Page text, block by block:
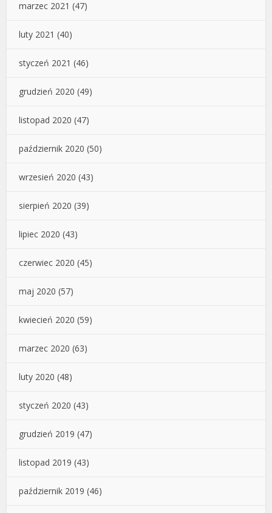
marzec 2021 (47)
luty 2021 (40)
styczeń 2021 (46)
grudzień 2020 (49)
listopad 2020 (47)
październik 2020 (50)
wrzesień 2020 (43)
sierpień 2020 (39)
lipiec 2020 (43)
czerwiec 2020 (45)
maj 2020 (57)
kwiecień 2020 (59)
marzec 2020 (63)
luty 2020 (48)
styczeń 2020 (43)
grudzień 2019 (47)
listopad 2019 (43)
październik 2019 (46)